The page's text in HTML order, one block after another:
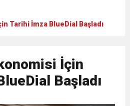
DİZÜSTÜ YAŞAMAK MI?”
Tarihi İmza BlueDial Başladı
İçin
Başladı